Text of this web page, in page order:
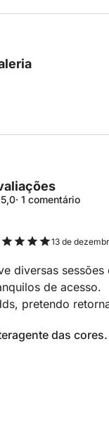
5,0· 1 comentário
13 de
diversas
de acesso.
pretendo
das cores.